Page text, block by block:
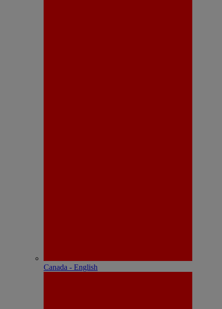
Canada - English